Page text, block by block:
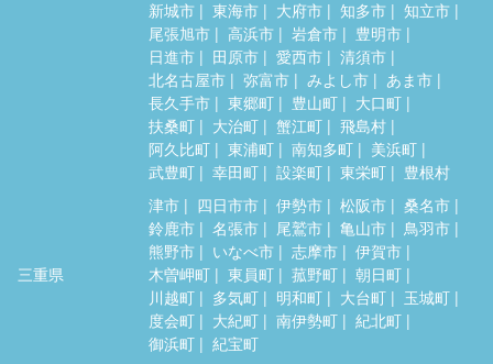
新城市
東海市 大府市 知多市
知立市
尾張旭市
高浜市 岩倉市
豊明市
日進市
田原市 愛西市
清須市
北名古屋市
弥富市 みよし市
あま市
長久手市
東郷町 豊山町
大口町
扶桑町
大治町 蟹江町
飛島村
阿久比町
東浦町 南知多町
美浜町
武豊町
幸田町 設楽町 東栄町 豊根村
三重県
津市 四日市市 伊勢市 松阪市
桑名市
鈴鹿市
名張市 尾鷲市 亀山市
鳥羽市
熊野市
いなべ市 志摩市
伊賀市
木曽岬町
東員町 菰野町
朝日町
川越町
多気町 明和町 大台町
玉城町
度会町
大紀町 南伊勢町
紀北町
御浜町
紀宝町